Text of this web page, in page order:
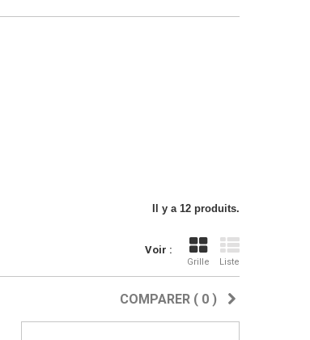
Il y a 12 produits.
Voir :
Grille Liste
COMPARER ( 0 )